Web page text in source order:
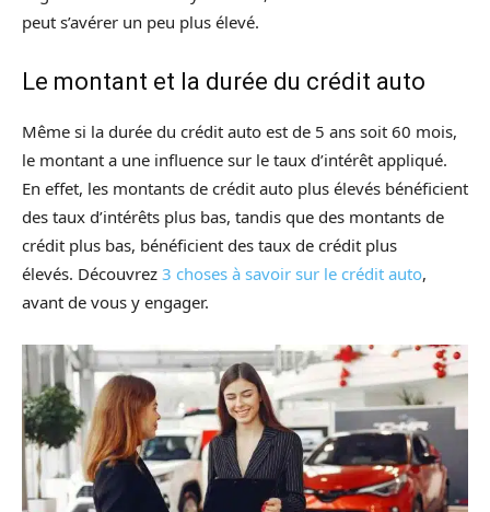
peut s’avérer un peu plus élevé.
Le montant et la durée du crédit auto
Même si la durée du crédit auto est de 5 ans soit 60 mois,
le montant a une influence sur le taux d’intérêt appliqué.
En effet, les montants de crédit auto plus élevés bénéficient
des taux d’intérêts plus bas, tandis que des montants de
crédit plus bas, bénéficient des taux de crédit plus
élevés. Découvrez 3 choses à savoir sur le crédit auto,
avant de vous y engager.